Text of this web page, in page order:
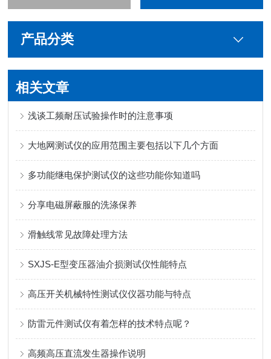
产品分类
相关文章
浅谈工频耐压试验操作时的注意事项
大地网测试仪的应用范围主要包括以下几个方面
多功能继电保护测试仪的这些功能你知道吗
分享电磁屏蔽服的洗涤保养
滑触线常见故障处理方法
SXJS-E型变压器油介损测试仪性能特点
高压开关机械特性测试仪仪器功能与特点
防雷元件测试仪有着怎样的技术特点呢？
高频高压直流发生器操作说明